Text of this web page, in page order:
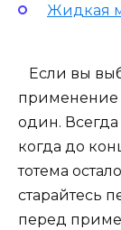
Жидкая
Если вы
применение
один.
когда до
тотема
старайтесь
перед